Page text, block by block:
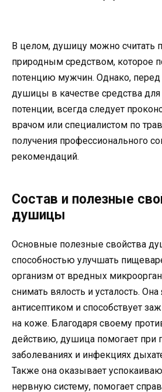
В целом, душицу можно считать
природным средством, которое
потенцию мужчин. Однако,
душицы в качестве средства
потенции, всегда следует
врачом или специалистом по
получения профессионального
рекомендаций.
Состав и полезные
душицы
Основные полезные свойства
способностью улучшать
организм от вредных
снимать вялость и усталость.
антисептиком и способствует
на коже. Благодаря своему
действию, душица помогает при
заболеваниях и инфекциях
Также она оказывает
нервную систему, помогает